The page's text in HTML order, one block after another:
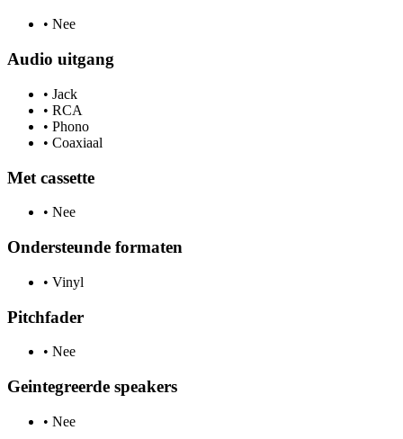
• Nee
Audio uitgang
• Jack
• RCA
• Phono
• Coaxiaal
Met cassette
• Nee
Ondersteunde formaten
• Vinyl
Pitchfader
• Nee
Geintegreerde speakers
• Nee